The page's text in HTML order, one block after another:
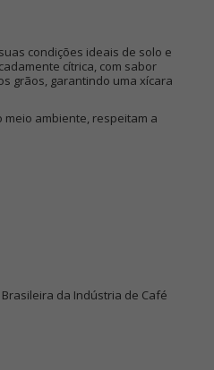
condições ideais de solo e
cítrica, com sabor
grãos, garantindo uma xícara
ambiente, respeitam a
da Indústria de Café